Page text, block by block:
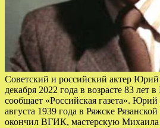
Советский и российский актер
декабря 2022 года в возрасте 83 лет
сообщает «Российская газета».
августа 1939 года в Ряжске
окончил ВГИК, мастерскую